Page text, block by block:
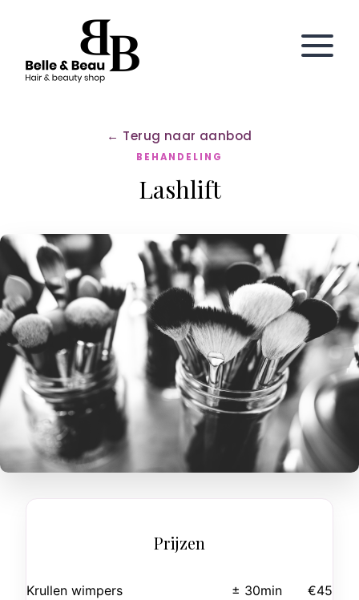
← Terug naar aanbod
BEHANDELING
Lashlift
Prijzen
Krullen wimpers ± 30min €45